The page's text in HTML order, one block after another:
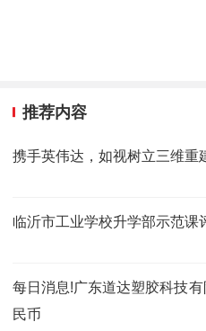
推荐内容
携手英伟达，如视树立三维重
临沂市工业学校升学部示范课
每日消息!广东道达塑胶科技
民币